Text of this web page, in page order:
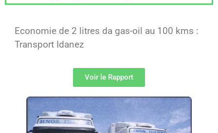
Economie de 2 litres da gas-oil au 100 kms :
Transport Idanez
Voir le Rapport